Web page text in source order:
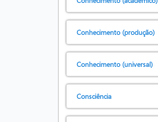
Conhecimento (produção)
Conhecimento (universal)
Consciência